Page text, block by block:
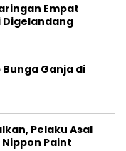
Empat
Digelandang
Bunga Ganja di
Pelaku Asal
Paint